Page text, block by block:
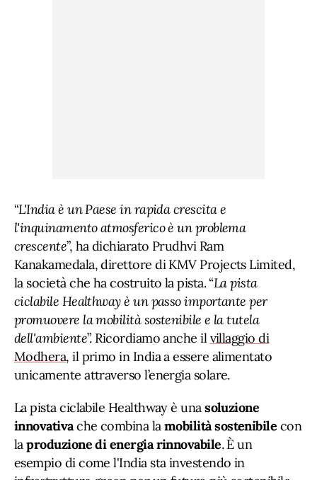
“L'India è un Paese in rapida crescita e
l'inquinamento atmosferico è un problema
crescente”, ha dichiarato Prudhvi Ram
Kanakamedala, direttore di KMV Projects Limited,
la società che ha costruito la pista. “La pista
ciclabile Healthway è un passo importante per
promuovere la mobilità sostenibile e la tutela
dell'ambiente”. Ricordiamo anche ilvillaggio di
Modhera, il primo in India a essere alimentato
unicamente attraverso l’energia solare.
La pista ciclabile Healthway è unasoluzione
innovativache combina lamobilità sostenibile con
laproduzione di energia rinnovabile. È un
esempio di come l'India sta investendo in